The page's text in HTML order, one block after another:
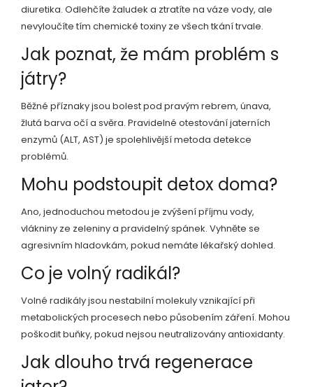
diuretika. Odlehčíte žaludek a ztratíte na váze vody, ale
nevyloučíte tím chemické toxiny ze všech tkání trvale.
Jak poznat, že mám problém s
játry?
Běžné příznaky jsou bolest pod pravým rebrem, únava,
žlutá barva očí a svěra. Pravidelné otestování jaterních
enzymů (ALT, AST) je spolehlivější metoda detekce
problémů.
Mohu podstoupit detox doma?
Ano, jednoduchou metodou je zvýšení příjmu vody,
vlákniny ze zeleniny a pravidelný spánek. Vyhněte se
agresivním hladovkám, pokud nemáte lékařský dohled.
Co je volný radikál?
Volné radikály jsou nestabilní molekuly vznikající při
metabolických procesech nebo působením záření. Mohou
poškodit buňky, pokud nejsou neutralizovány antioxidanty.
Jak dlouho trvá regenerace